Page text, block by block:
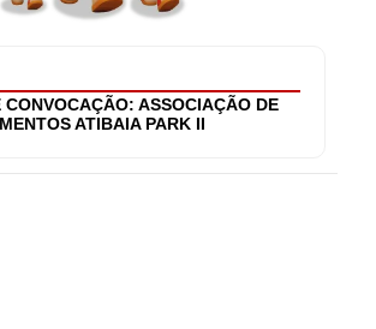
CONVOCAÇÃO: ASSOCIAÇÃO DE
ATIBAIA PARK II